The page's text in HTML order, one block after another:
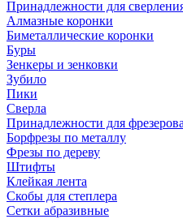
Принадлежности для
Алмазные коронки
Биметаллические коронки
Буры
Зенкеры и зенковки
Зубило
Пики
Сверла
Принадлежности для
Борфрезы по металлу
Фрезы по дереву
Штифты
Клейкая лента
Скобы для степлера
Сетки абразивные